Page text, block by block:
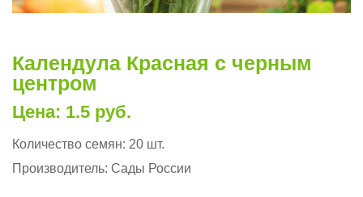
Календула Красная с черным
центром
Цена: 1.5 руб.
Количество семян: 20 шт.
Производитель: Сады России